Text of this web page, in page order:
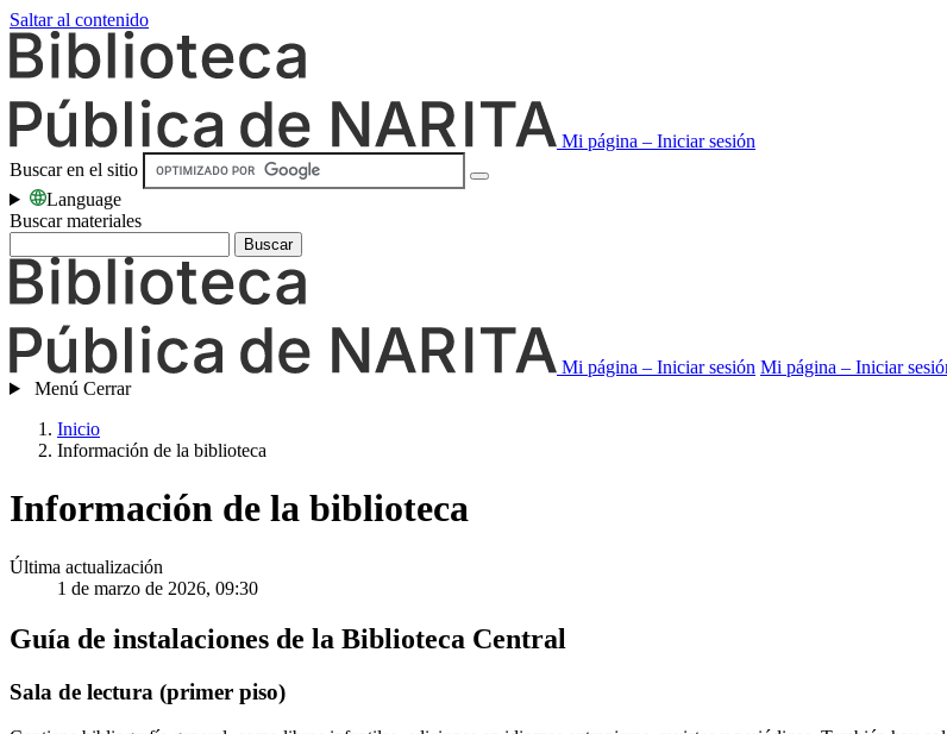
Saltar al contenido
Mi página – Iniciar sesión
Buscar en el sitio
Language
Buscar materiales
Buscar
Mi página – Iniciar sesión Mi página – Iniciar
Menú Cerrar
Inicio
Información de la biblioteca
Información de la biblioteca
Última actualización
1 de marzo de 2026, 09:30
Guía de instalaciones de la Biblioteca Central
Sala de lectura (primer piso)